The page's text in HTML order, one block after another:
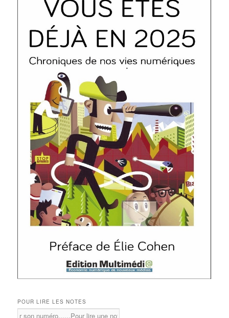
POUR LIRE LES NOTES